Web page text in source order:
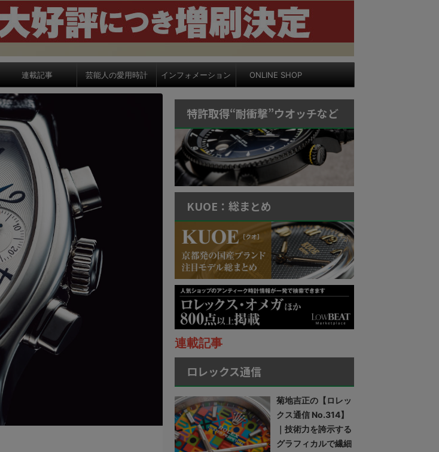
連載記事 芸能人の愛用時計 インフォメーション ONLINE SHOP
特許取得“耐衝撃”ウオッチなど
KUOE：総まとめ
連載記事
ロレックス通信
菊地吉正の【ロレッ
クス通信 No.314】
｜技術力を誇示する
グラフィカルで繊細